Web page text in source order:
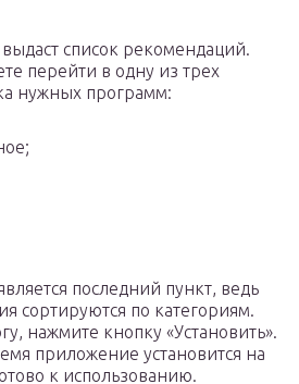
список рекомендаций.
перейти в одну из трех
нужных программ:
последний пункт, ведь
сортируются по категориям.
нажмите кнопку «Установить».
приложение установится на
к использованию.